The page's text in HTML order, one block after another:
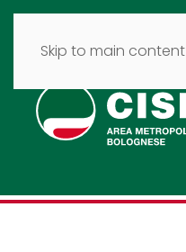
Skip to main content